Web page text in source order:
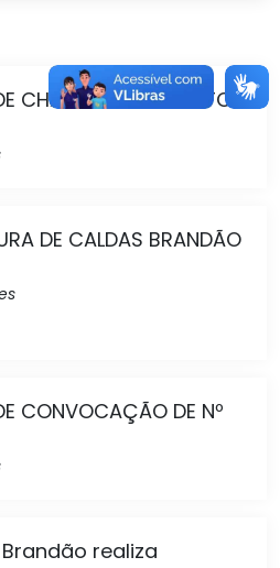
CHAMAMENTO - SETOR
DE CALDAS BRANDÃO
CONVOCAÇÃO DE Nº
realiza